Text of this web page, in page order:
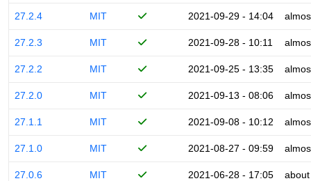
27.2.4 MIT 2021-09-29 - 14:04
27.2.3 MIT 2021-09-28 - 10:11
27.2.2 MIT 2021-09-25 - 13:35
27.2.0 MIT 2021-09-13 - 08:06
27.1.1 MIT 2021-09-08 - 10:12
27.1.0 MIT 2021-08-27 - 09:59
27.0.6 MIT 2021-06-28 - 17:05